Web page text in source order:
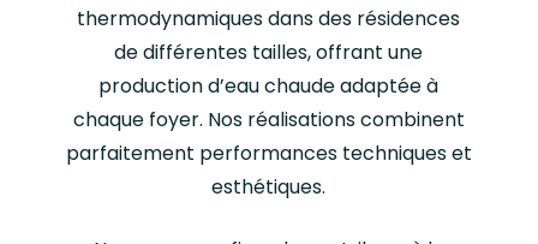
thermodynamiques dans des résidences
de différentes tailles, offrant une
production d’eau chaude adaptée à
chaque foyer. Nos réalisations combinent
parfaitement performances techniques et
esthétiques.